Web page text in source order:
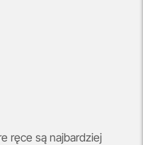
ręce są najbardziej